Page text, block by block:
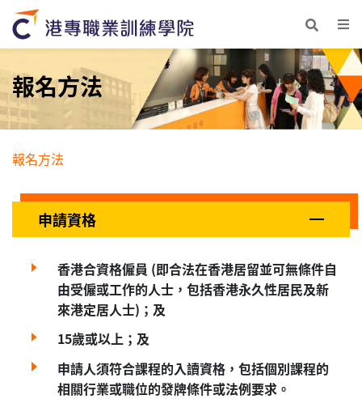
報名方法
報名方法
申請資格
香港合資格僱員 (即合法在香港居留並可無條件自
由受僱或工作的人士，包括香港永久性居民及新
來港定居人士)；及
15歲或以上；及
申請人須符合課程的入讀資格，包括個別課程的
相關行業或職位的發牌條件或法例要求。